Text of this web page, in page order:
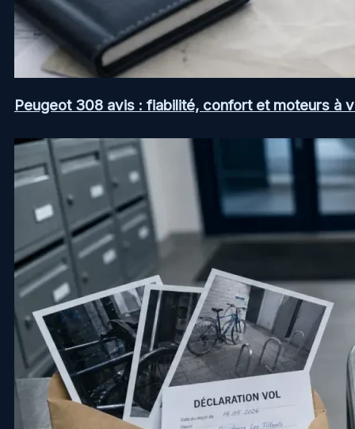
Peugeot 308 avis : fiabilité, confort et moteurs à